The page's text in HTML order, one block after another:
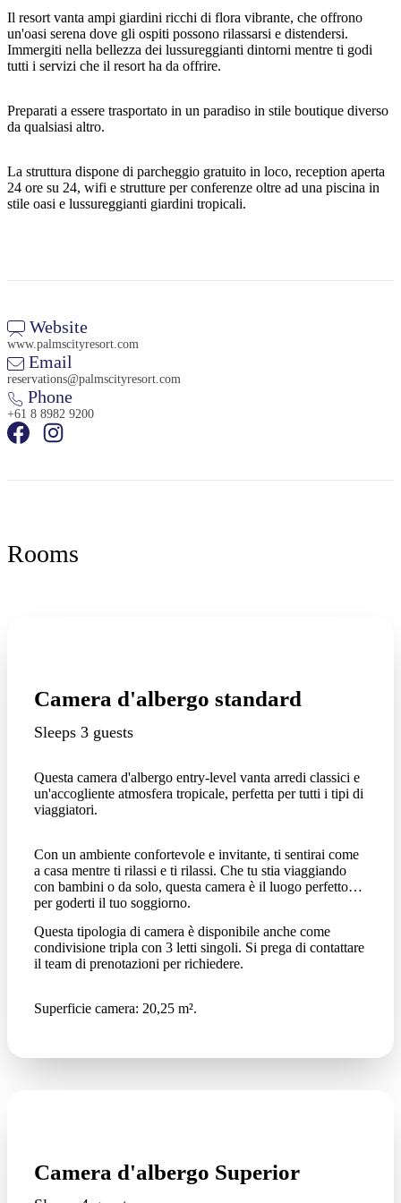
Cerca:
up
Il resort vanta ampi giardini ricchi di flora vibrante, che offrono
un'oasi serena dove gli ospiti possono rilassarsi e distendersi.
Immergiti nella bellezza dei lussureggianti dintorni mentre ti godi
tutti i servizi che il resort ha da offrire.
Preparati a essere trasportato in un paradiso in stile boutique diverso
da qualsiasi altro.
La struttura dispone di parcheggio gratuito in loco, reception aperta
24 ore su 24, wifi e strutture per conferenze oltre ad una piscina in
stile oasi e lussureggianti giardini tropicali.
Website
www.palmscityresort.com
Email
reservations@palmscityresort.com
Phone
+61 8 8982 9200
Rooms
Camera d'albergo standard
Sleeps 3 guests
Questa camera d'albergo entry-level vanta arredi classici e
un'accogliente atmosfera tropicale, perfetta per tutti i tipi di
viaggiatori.
Con un ambiente confortevole e invitante, ti sentirai come
a casa mentre ti rilassi e ti rilassi. Che tu stia viaggiando
con bambini o da solo, questa camera è il luogo perfetto
per goderti il tuo soggiorno.
Questa tipologia di camera è disponibile anche come
condivisione tripla con 3 letti singoli. Si prega di contattare
il team di prenotazioni per richiedere.
Superficie camera: 20,25 m².
Camera d'albergo Superior